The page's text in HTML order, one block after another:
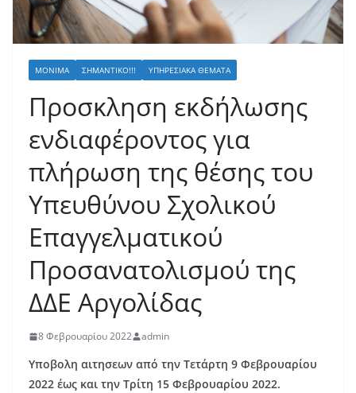
ΜΌΝΙΜΑ ΣΗΜΑΝΤΙΚΌ!!! ΥΠΗΡΕΣΙΑΚΆ ΘΈΜΑΤΑ
Προσκληση εκδήλωσης
ενδιαφέροντος για
πλήρωση της θέσης του
Υπευθύνου Σχολικού
Επαγγελματικού
Προσανατολισμού της
ΔΔΕ Αργολίδας
8 Φεβρουαρίου 2022 admin
Υποβολη αιτησεων από την Τετάρτη 9 Φεβρουαρίου
2022 έως και την Τρίτη 15 Φεβρουαρίου 2022.